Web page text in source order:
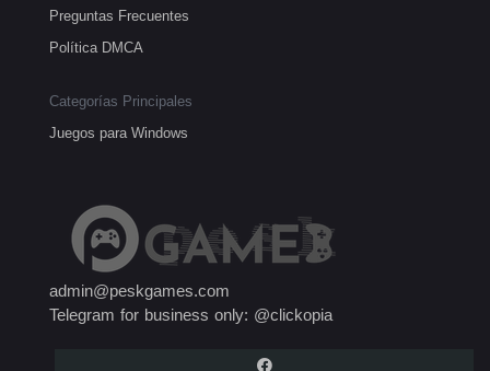
Preguntas Frecuentes
Política DMCA
Categorías Principales
Juegos para Windows
admin@peskgames.com
Telegram for business only: @clickopia